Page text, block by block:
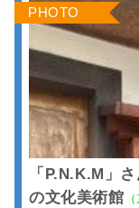
「P.N.K.M」
の文化美術館
PHOTO